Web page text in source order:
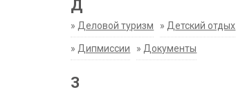
Д
» Деловой туризм » Детский отдых
» Дипмиссии » Документы
З